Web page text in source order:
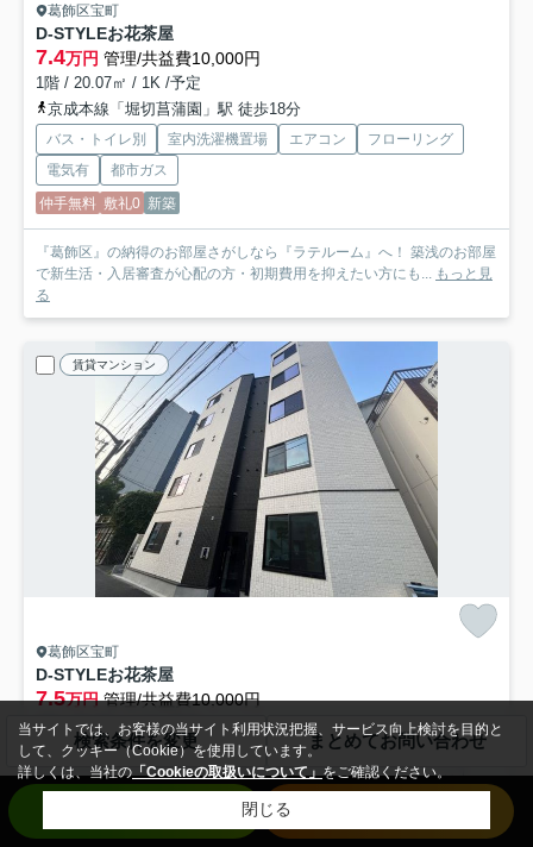
葛飾区宝町
D-STYLEお花茶屋
7.4万円 管理/共益費10,000円
1階 / 20.07㎡ / 1K /予定
京成本線「堀切菖蒲園」駅 徒歩18分
バス・トイレ別 室内洗濯機置場 エアコン
フローリング
電気有
都市ガス
仲手無料 敷礼0 新築
『葛飾区』の納得のお部屋さがしなら『ラテルーム』へ！ 築浅のお部屋
で新生活・入居審査が心配の方・初期費用を抑えたい方にも...
もっと見
る
賃貸マンション
葛飾区宝町
D-STYLEお花茶屋
7.5万円管理/共益費10,000円
4階 / 20.07㎡ / 1K /予定
京成本線「堀切菖蒲園」駅 徒歩18分
バス・トイレ別 室内洗濯機置場 エアコン
フローリング
検索条件を変更 まとめてお問い合わせ
当サイトでは、お客様の当サイト利用状況把握、サービス向上検討を目的と
して、クッキー（Cookie）を使用しています。
詳しくは、当社の「Cookieの取扱いについて」をご確認ください。
閉じる